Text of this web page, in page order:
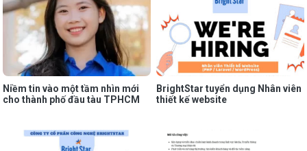
Niềm tin vào một tầm nhìn mới
cho thành phố đầu tàu TPHCM
BrightStar tuyển dụng Nhân viên
thiết kế website